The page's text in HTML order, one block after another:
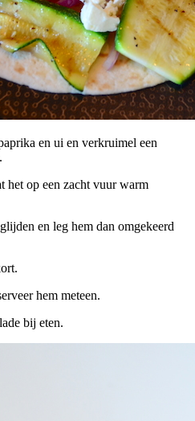
en ui en verkruimel een
het op een zacht vuur warm
en leg hem dan omgekeerd
hem meteen.
bij eten.